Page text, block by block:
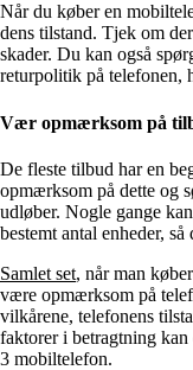
Når du køber en
dens tilstand. Tjek om
skader. Du kan også
returpolitik på telefonen,
Vær opmærksom på
De fleste tilbud har en
opmærksom på dette og
udløber. Nogle gange
bestemt antal enheder,
Samlet set, når man
være opmærksom på
vilkårene, telefonens
faktorer i betragtning kan
3 mobiltelefon.